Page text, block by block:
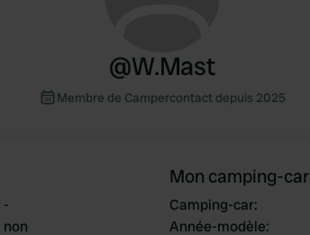
@W.Mast
Membre de Campercontact depuis 2025
-
non
Mon camping-car
Camping-car:
Année-modèle: